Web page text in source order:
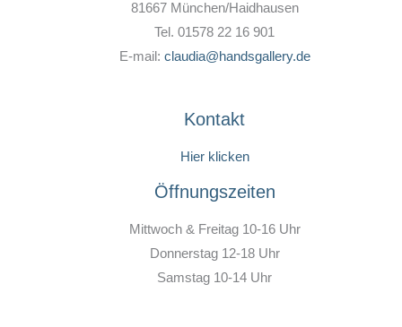
81667 München/Haidhausen
Tel. 01578 22 16 901
E-mail: claudia@handsgallery.de
Kontakt
Hier klicken
Öffnungszeiten
Mittwoch & Freitag 10-16 Uhr
Donnerstag 12-18 Uhr
Samstag 10-14 Uhr